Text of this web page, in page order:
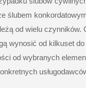
ślubem
od wielu czynników.
wynosić od kilkuset
od wybranych